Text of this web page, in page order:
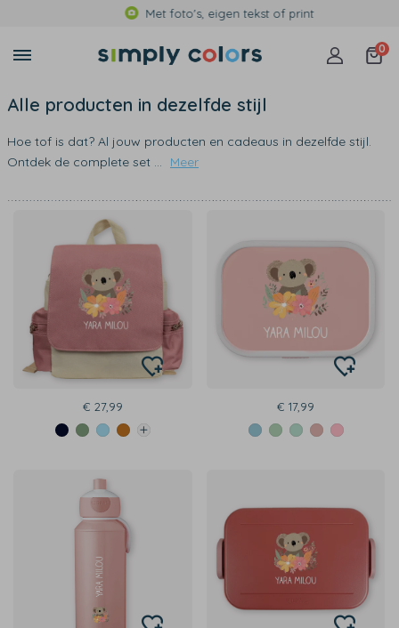
Met foto's, eigen tekst of print
0
Alle producten in dezelfde stijl
Hoe tof is dat? Al jouw producten en cadeaus in dezelfde stijl.
Ontdek de complete set ... Meer
€ 27,99 € 17,99